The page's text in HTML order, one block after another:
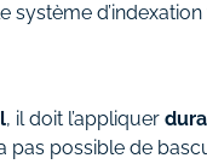
système
, il doit l’appliquer
pas possible de